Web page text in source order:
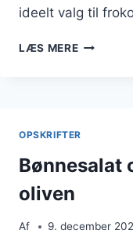
ideelt valg til
LÆS MERE
OPSKRIFTER
Bønnesalat
oliven
Af 9. december